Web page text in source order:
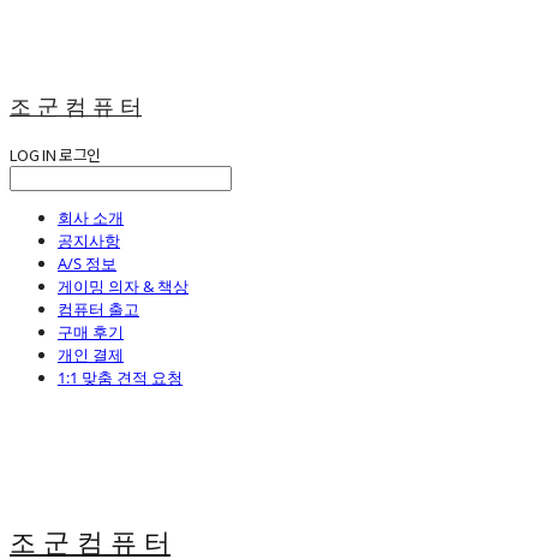
조 군 컴 퓨 터
LOG IN로그인
회사 소개
공지사항
A/S 정보
게이밍 의자 & 책상
컴퓨터 출고
구매 후기
개인 결제
1:1 맞춤 견적 요청
조 군 컴 퓨 터